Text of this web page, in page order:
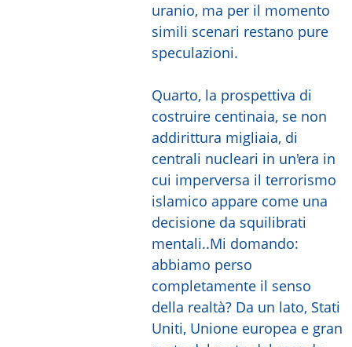
uranio, ma per il momento
simili scenari restano pure
speculazioni.
Quarto, la prospettiva di
costruire centinaia, se non
addirittura migliaia, di
centrali nucleari in un'era in
cui imperversa il terrorismo
islamico appare come una
decisione da squilibrati
mentali..Mi domando:
abbiamo perso
completamente il senso
della realtà? Da un lato, Stati
Uniti, Unione europea e gran